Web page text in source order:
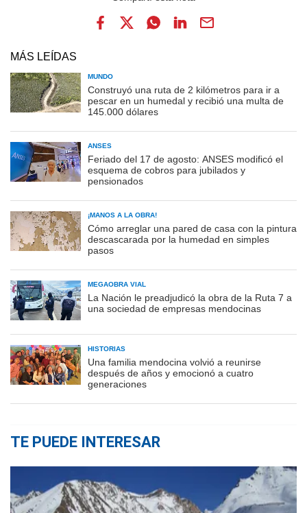
MÁS LEÍDAS
MUNDO
Construyó una ruta de 2 kilómetros para ir a
pescar en un humedal y recibió una multa de
145.000 dólares
ANSES
Feriado del 17 de agosto: ANSES modificó el
esquema de cobros para jubilados y
pensionados
¡MANOS A LA OBRA!
Cómo arreglar una pared de casa con la pintura
descascarada por la humedad en simples
pasos
MEGAOBRA VIAL
La Nación le preadjudicó la obra de la Ruta 7 a
una sociedad de empresas mendocinas
HISTORIAS
Una familia mendocina volvió a reunirse
después de años y emocionó a cuatro
generaciones
TE PUEDE INTERESAR